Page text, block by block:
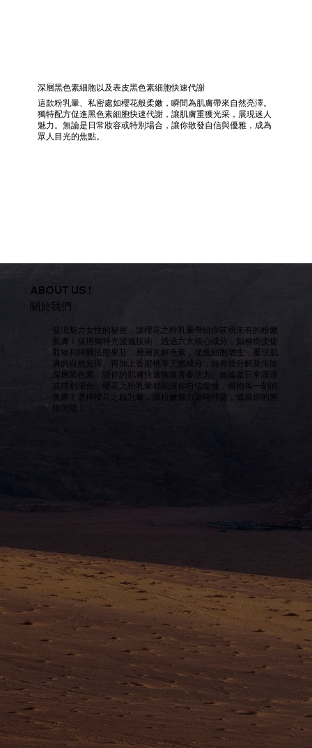
深層黑色素細胞以及表皮黑色素細胞快速代謝
這款粉乳暈、私密處如櫻花般柔嫩，瞬間為肌膚帶來自然亮澤。
獨特配方促進黑色素細胞快速代謝，讓肌膚重獲光采，展現迷人
魅力。無論是日常妝容或特別場合，讓你散發自信與優雅，成為
眾人目光的焦點。
ABOUT US !
關於我們
發現魅力女性的秘密，讓櫻花之粉乳暈帶給你前所未有的粉嫩
肌膚！採用獨特光波儀技術，透過六大核心成分，如柳樹皮提
取物和阿爾法熊果苷，層層瓦解色素，促進細胞增生，重現肌
膚的自然光澤。再加上香蜜桃等天然成分，能有效分解及排除
深層黑色素，讓你的肌膚快速恢復青春活力。無論是日常護理
或特別場合，櫻花之粉乳暈都能讓你自信綻放，擁抱每一刻的
美麗！選擇櫻花之粉乳暈，讓粉嫩魅力隨時伴隨，成就你的無
限可能！